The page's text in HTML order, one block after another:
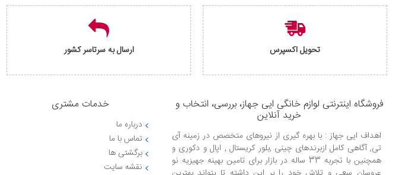
تحویل اکسپرس ارسال به سرتاسر کشور
فروشگاه اینترنتی لوازم خانگی ایی جهاز، بررسی، انتخاب و
خرید آنلاین
اهداف ایی جهاز : با بهره گیری از نیروهای متخصص در زمینه آی
تی, آگاهی کامل ازبرندهای چینی ,بلور کریستال , اپال و دکوری و
همچنین با تجربه 33 ساله در بازار برای تامین بهینه جهیزیه نو
خدمات مشتری
درباره ما
تماس با ما
برگشتی ها
نقشه سایت